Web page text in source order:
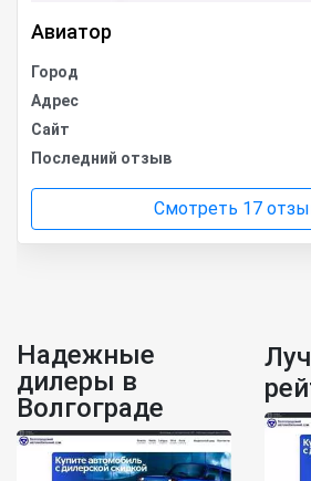
Авиатор
Город
Адрес
Сайт
Последний отзыв
Смотреть 17
Надежные
дилеры в
Волгограде